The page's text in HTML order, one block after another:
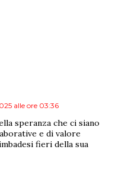
alle ore 03:36
speranza che ci siano
e di valore
fieri della sua